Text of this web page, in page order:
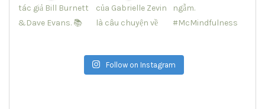
Follow on Instagram